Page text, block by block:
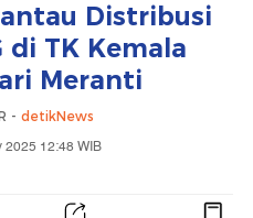
Distribusi
di TK Kemala
Meranti
- detikNews
12:48 WIB